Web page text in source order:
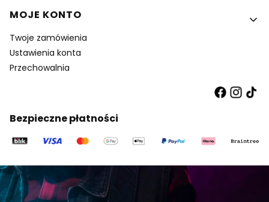
MOJE KONTO
Twoje zamówienia
Ustawienia konta
Przechowalnia
Bezpieczne płatności